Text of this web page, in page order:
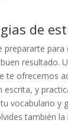
de
prepararte
resultado.
te ofrecemos
escrita, y
vocabulario y
también